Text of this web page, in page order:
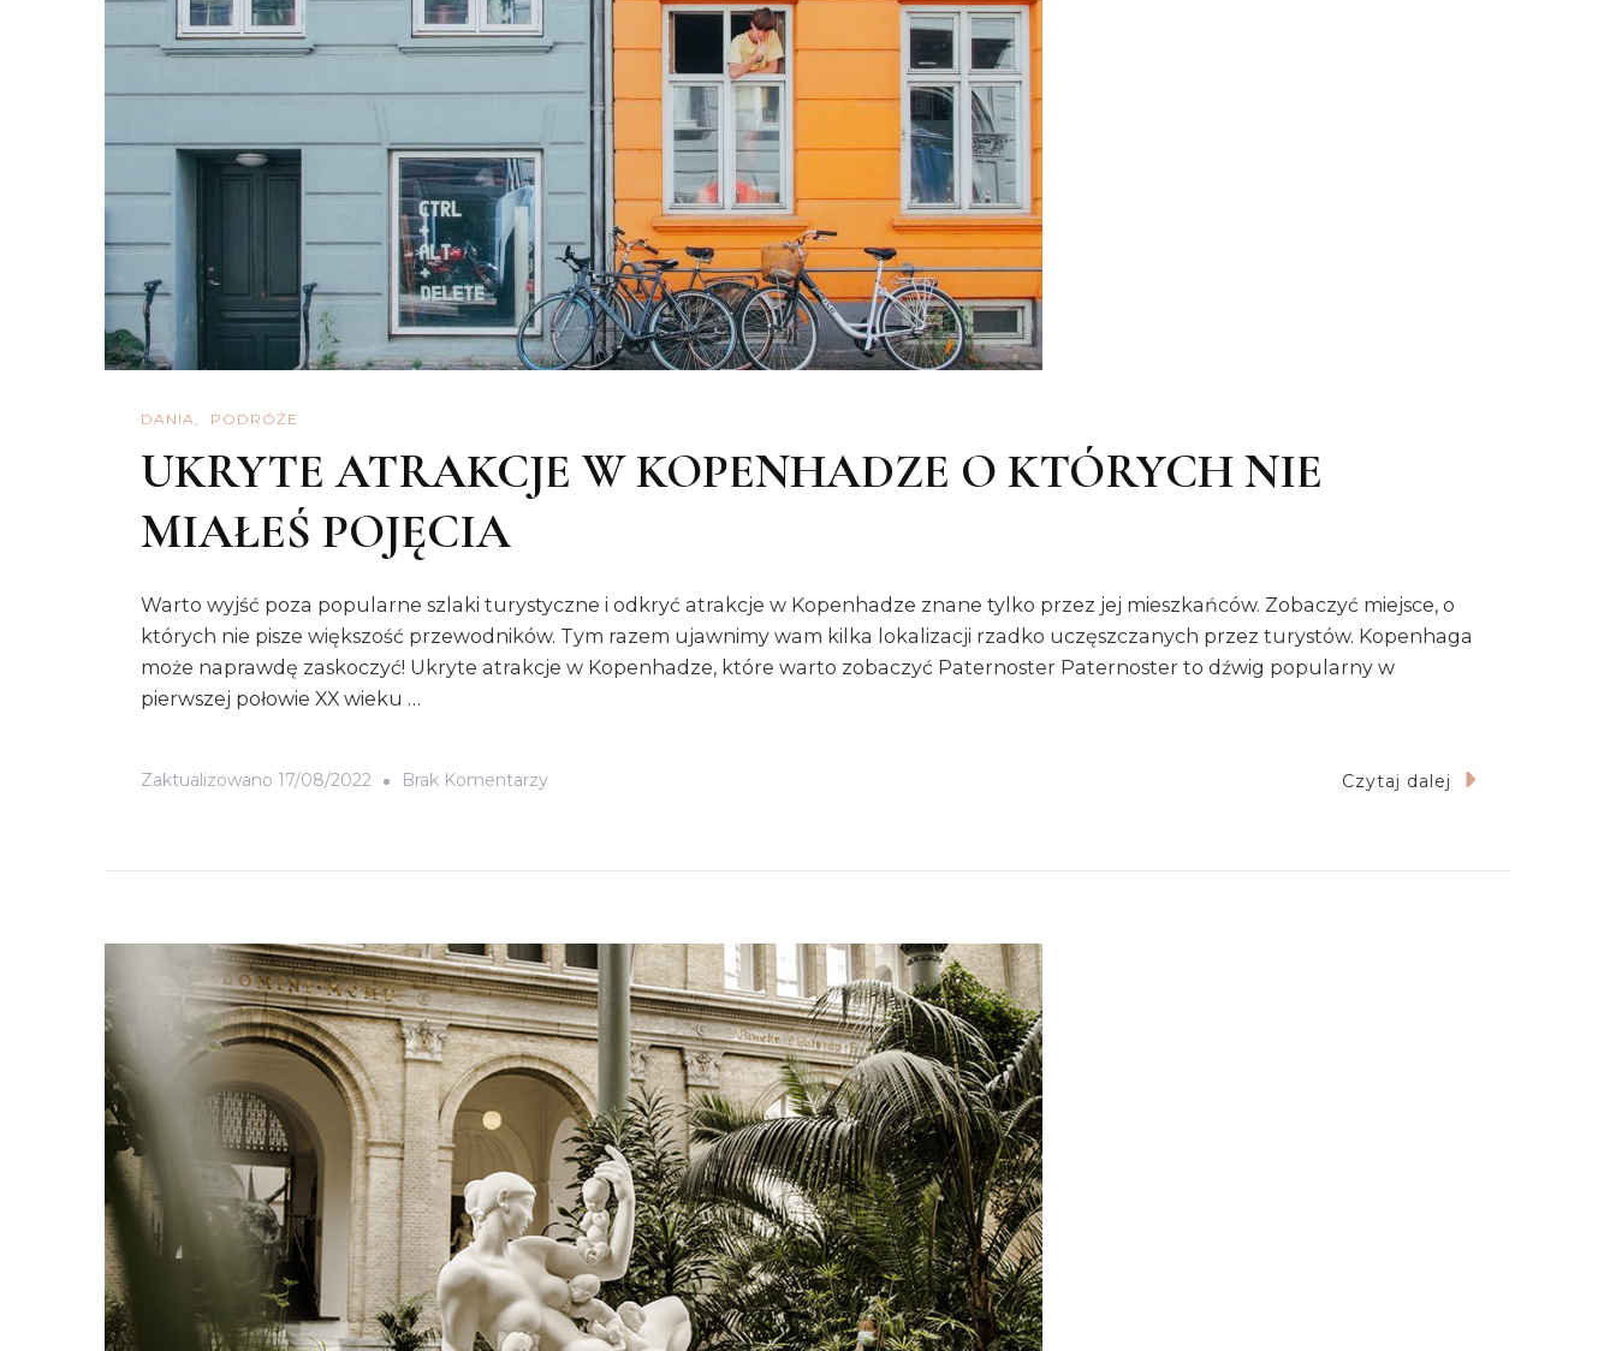
Słynie
Dania?
DANIA PODRÓŻE
UKRYTE ATRAKCJE W KOPENHADZE O KTÓRYCH NIE
MIAŁEŚ POJĘCIA
Warto wyjść poza popularne szlaki turystyczne i odkryć atrakcje w Kopenhadze znane tylko przez jej mieszkańców. Zobaczyć miejsce, o
których nie pisze większość przewodników. Tym razem ujawnimy wam kilka lokalizacji rzadko uczęszczanych przez turystów. Kopenhaga
może naprawdę zaskoczyć! Ukryte atrakcje w Kopenhadze, które warto zobaczyć Paternoster Paternoster to dźwig popularny w
pierwszej połowie XX wieku …
Zaktualizowano 17/08/2022 Brak KomentarzyDo
O
KTÓRYCH
NIE
MIAŁEŚ
POJĘCIA
Czytaj dalej